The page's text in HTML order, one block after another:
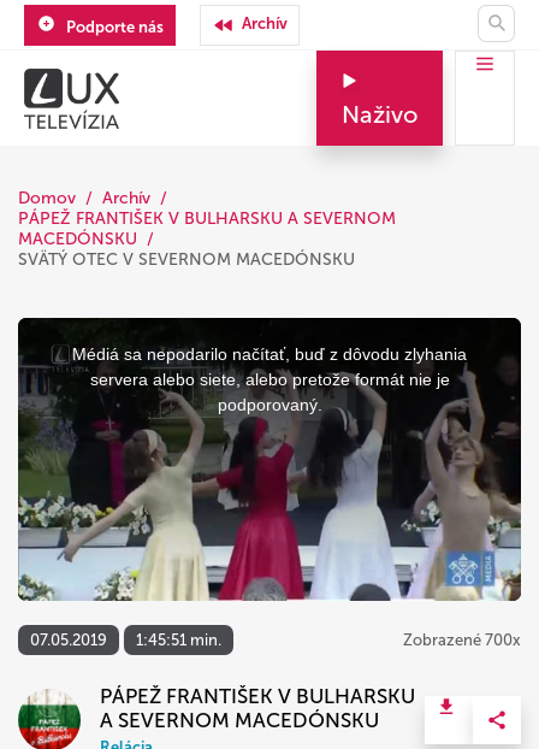
Podporte nás Archív
Naživo
Domov
Archív
PÁPEŽ FRANTIŠEK V BULHARSKU A SEVERNOM
MACEDÓNSKU
SVÄTÝ OTEC V SEVERNOM MACEDÓNSKU
This
modal
window.
Médiá sa nepodarilo načítať, buď z dôvodu zlyhania
servera alebo siete, alebo pretože formát nie je
podporovaný.
07.05.2019 1:45:51 min. Zobrazené 700x
PÁPEŽ FRANTIŠEK V BULHARSKU
A SEVERNOM MACEDÓNSKU